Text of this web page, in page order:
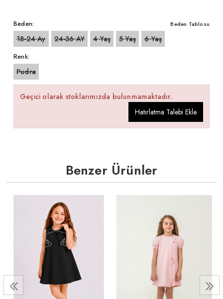
Beden: Beden Tablosu
18-24 Ay 24-36 AY 4 Yaş 5 Yaş 6 Yaş
Renk:
Pudra
Geçici olarak stoklarımızda bulunmamaktadır.
Hatırlatma Talebi Ekle
Benzer Ürünler